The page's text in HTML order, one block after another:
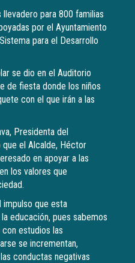
para 800 familias
por el Ayuntamiento
para el Desarrollo
se dio en el Auditorio
de fiesta donde los niños
con el que irán a las
Presidenta del
que el Alcalde, Héctor
en apoyar a las
los valores que
que esta
educación, pues sabemos
estudios las
se incrementan,
conductas negativas